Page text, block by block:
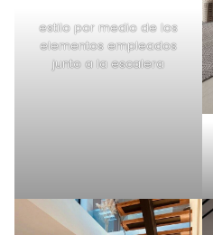
estilo por medio de los
elementos empleados
junto a la escalera